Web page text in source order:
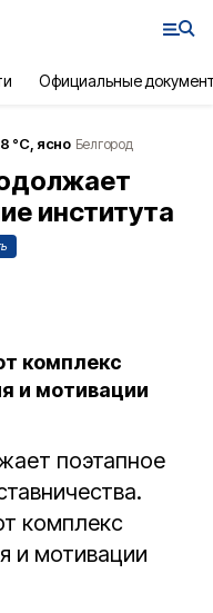
Официальные
°С, ясно Белгород
института
комплекс
и мотивации
поэтапное
комплекс
и мотивации